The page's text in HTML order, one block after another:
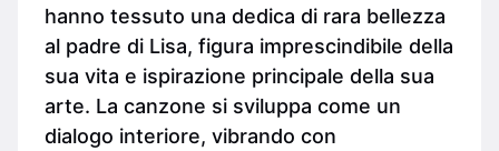
hanno tessuto una dedica di rara bellezza
al padre di Lisa, figura imprescindibile della
sua vita e ispirazione principale della sua
arte. La canzone si sviluppa come un
dialogo interiore, vibrando con